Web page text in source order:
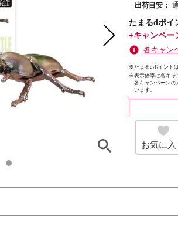
出荷目安：
たまるdポイ
+キャンペー
各キャン
※たまるdポイント
※表示倍率は各キャ
各キャンペーンの
います。
お気に入